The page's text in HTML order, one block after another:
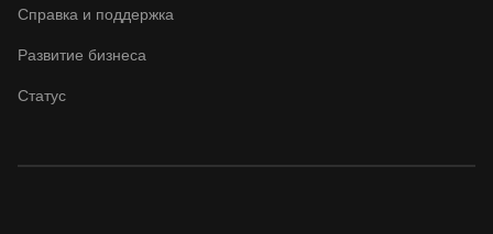
Справка и поддержка
Развитие бизнеса
Статус